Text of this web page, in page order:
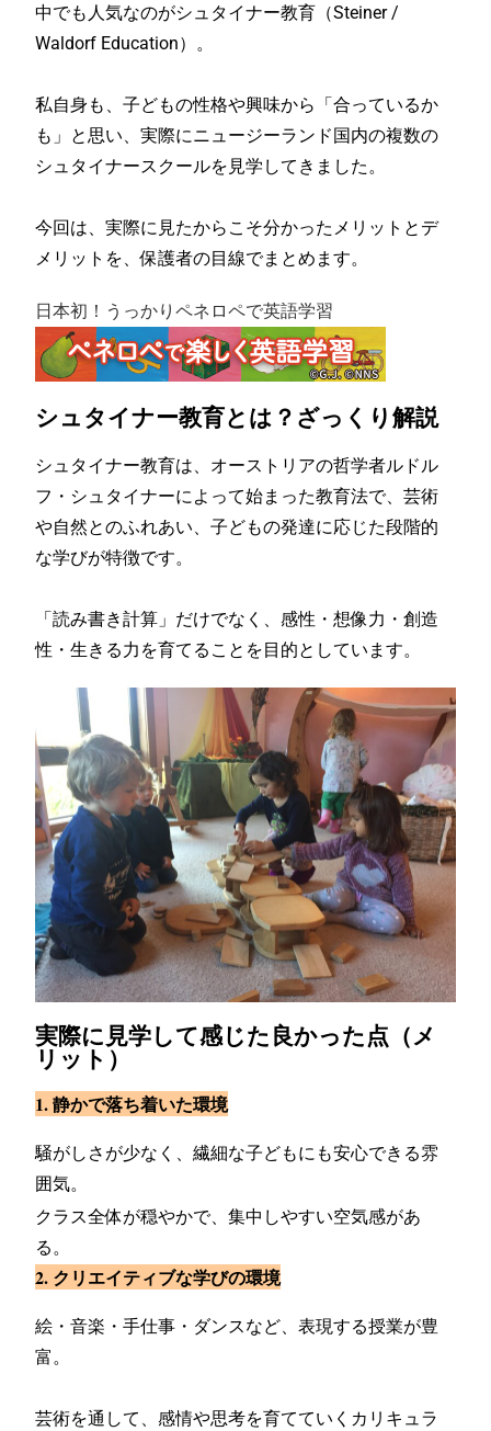
中でも人気なのがシュタイナー教育（Steiner /
Waldorf Education）。
私自身も、子どもの性格や興味から「合っているか
も」と思い、実際にニュージーランド国内の複数の
シュタイナースクールを見学 してきました。
今回は、実際に見たからこそ分かったメリットとデ
メリットを、保護者の目線でまとめます。
日本初！うっかりペネロペで英語学習
シュタイナー教育とは？ざっくり解説
シュタイナー教育は、オーストリアの哲学者ルドル
フ・ シュタイナーによって始まった教育法で、芸術
や自然とのふれあい、子どもの発達に応じた段階的
な学びが特徴です。
「読み書き計算」だけでなく、感性・想像力・創造
性・生きる力を育てることを目的としています。
実際に見学して感じた良かった点（メ
リット）
1. 静かで落ち着いた環境
騒がしさが少なく、繊細な子どもにも安心できる雰
囲気。
クラス全体が穏やかで、集中しやすい空気感があ
る。
2. クリエイティブな学びの環境
絵・音楽・手仕事・ダンスなど、表現する授業が豊
富。
芸術を通して、感情や思考を育てていくカリキュラ